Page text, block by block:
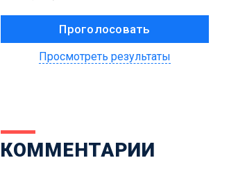
Просмотреть результаты
КОММЕНТАРИИ